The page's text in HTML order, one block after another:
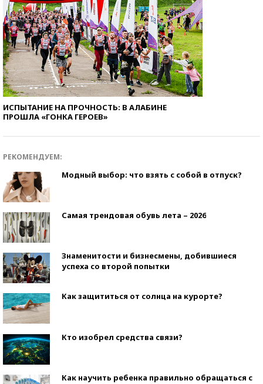
ИСПЫТАНИЕ НА ПРОЧНОСТЬ: В АЛАБИНЕ
ПРОШЛА «ГОНКА ГЕРОЕВ»
РЕКОМЕНДУЕМ:
Модный выбор: что взять с собой в отпуск?
Самая трендовая обувь лета – 2026
Знаменитости и бизнесмены, добившиеся
успеха со второй попытки
Как защититься от солнца на курорте?
Кто изобрел средства связи?
Как научить ребенка правильно обращаться с